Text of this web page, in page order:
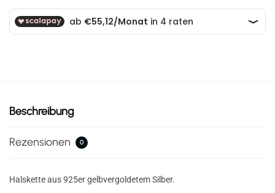
Beschreibung
Rezensionen 0
Halskette aus 925er gelbvergoldetem Silber.